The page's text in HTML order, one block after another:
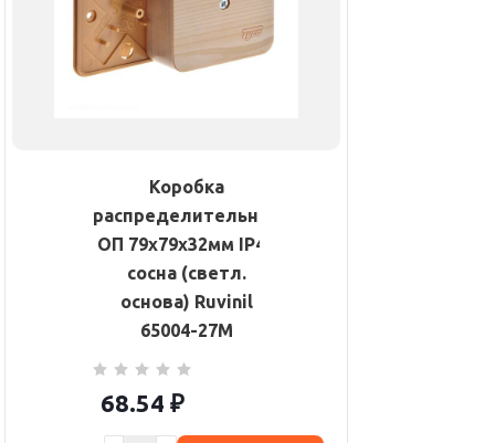
Коробка
распределительная
ОП 79х79х32мм IP40
сосна (светл.
основа) Ruvinil
65004-27М
68.54 ₽